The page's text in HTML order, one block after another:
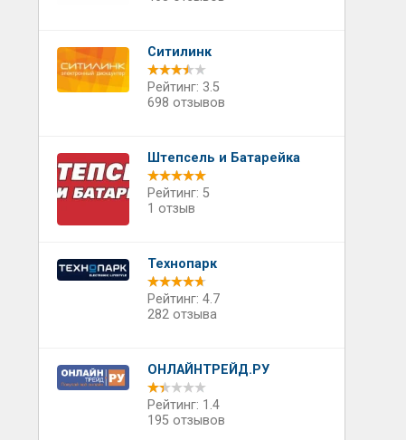
Ситилинк
Рейтинг: 3.5
698 отзывов
Штепсель и Батарейка
Рейтинг: 5
1 отзыв
Технопарк
Рейтинг: 4.7
282 отзыва
ОНЛАЙНТРЕЙД.РУ
Рейтинг: 1.4
195 отзывов